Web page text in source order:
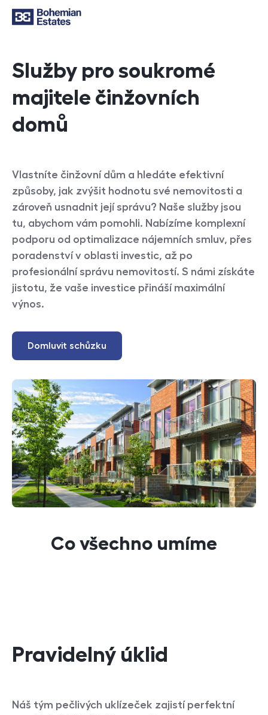
Služby pro soukromé
majitele činžovních
domů
Vlastníte činžovní dům a hledáte efektivní
způsoby, jak zvýšit hodnotu své nemovitosti a
zároveň usnadnit její správu? Naše služby jsou
tu, abychom vám pomohli. Nabízíme komplexní
podporu od optimalizace nájemních smluv, přes
poradenství v oblasti investic, až po
profesionální správu nemovitostí. S námi získáte
jistotu, že vaše investice přináší maximální
výnos.
Domluvit schůzku
Co všechno umíme
Pravidelný úklid
Náš tým pečlivých uklízeček zajistí perfektní